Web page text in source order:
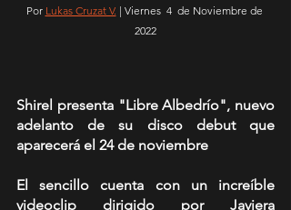
Por Lukas Cruzat V. | Viernes  4  de Noviembre de
2022
Shirel presenta "Libre Albedrío", nuevo
adelanto de su disco debut que
aparecerá el 24 de noviembre
El sencillo cuenta con un increíble
videoclip dirigido por Javiera